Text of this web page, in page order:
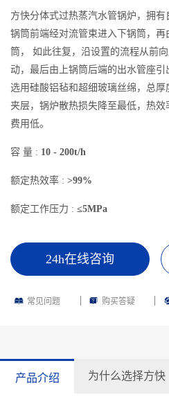
方快分体式过热蒸汽水管锅炉，拥
锅筒前端经对流管束进入下锅筒，
筒， 如此往复，沿设置的流程从前
动，最后由上锅筒后端的出水管座
选用硅酸铝毡和超细玻璃丝绵，总
夹层，锅炉散热损失降至最低，热
费用低。
容 量 : 10 - 200t/h
额定热效率 : >99%
额定工作压力 : ≤5MPa
24h在线咨询
常见问题 购买答疑
产品介绍 为什么选择方快